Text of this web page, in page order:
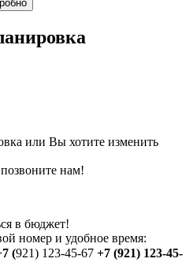
или Вы хотите изменить
нам!
в бюджет!
номер и удобное время:
(921) 123-45-67 +7 (921) 123-45-